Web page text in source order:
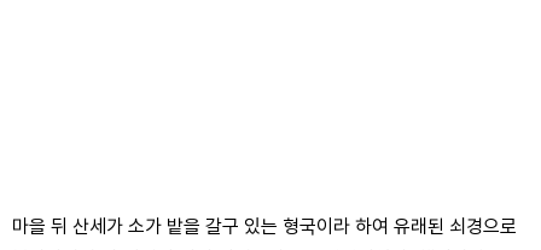
마을 뒤 산세가 소가 밭을 갈구 있는 형국이라 하여 유래된 쇠경으로